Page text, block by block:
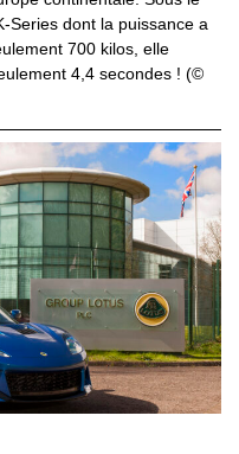
Series dont la puissance a
700 kilos, elle
4,4 secondes ! (©